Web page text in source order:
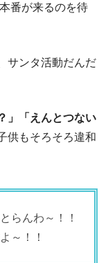
番が来るのを待
サンタ活動だんだ
」「えんとつない
供もそろそろ違和
らんわ～！！
～！！